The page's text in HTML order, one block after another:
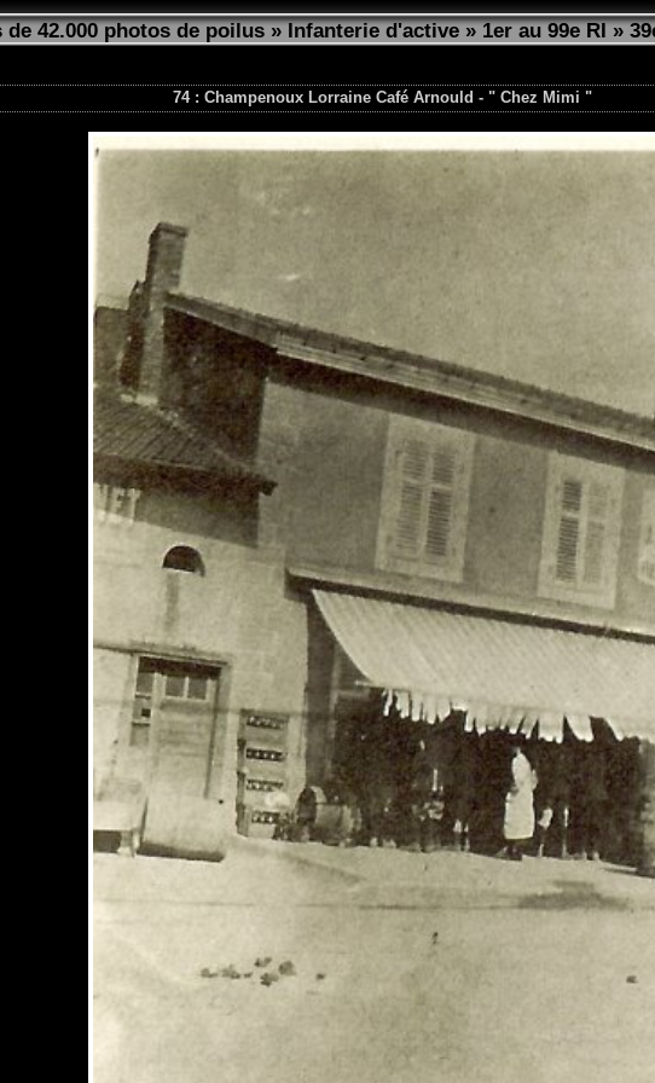
de 42.000 photos de poilus»Infanterie d'active»1er au 99e RI»
74 : Champenoux Lorraine Café Arnould - " Chez Mimi "